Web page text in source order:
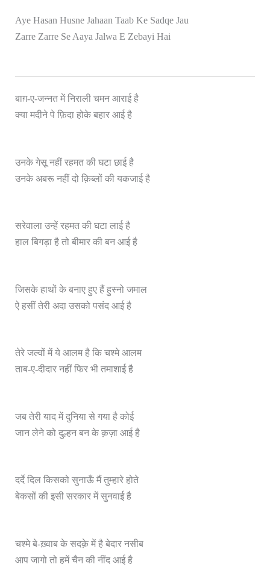
Aye Hasan Husne Jahaan Taab Ke Sadqe Jau
Zarre Zarre Se Aaya Jalwa E Zebayi Hai
बाग़-ए-जन्नत में निराली चमन आराई है
क्या मदीने पे फ़िदा होके बहार आईहै
उनके गेसू नहीं रहमत की घटा छाई है
उनके अबरू नहीं दो क़िब्लों की यकजाई है
सरेवाला उन्हें रहमत की घटा लाई है
हाल बिगड़ा है तो बीमार की बन आई है
जिसके हाथों के बनाए हुए हैं हुस्नो जमाल
ऐ हसीं तेरी अदा उसको पसंद आई है
तेरे जल्वों में ये आलम है कि चश्मे आलम
ताब-ए-दीदार नहीं फिर भी तमाशाई है
जब तेरी याद में दुनिया से गया है कोई
जान लेने को दुल्हन बन के क़ज़ा आई है
दर्दे दिल किसको सुनाऊँ मैं तुम्हारे होते
बेकसों की इसी सरकार में सुनवाई है
चश्मे बे-ख़्वाब के सदक़े में है बेदार नसीब
आप जागो तो हमें चैन की नींद आई है